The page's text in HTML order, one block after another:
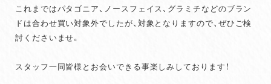
これまではパタゴニア、ノースフェイス、グラミチなどのブラン
ドは合わせ買い対象外でしたが、対象となりますので、ぜひご検
討くださいませ。
スタッフ一同皆様とお会いできる事楽しみしております！